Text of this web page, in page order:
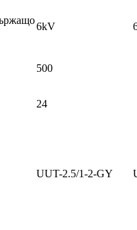
6kV
500
24
UUT-2.5/1-2-GY